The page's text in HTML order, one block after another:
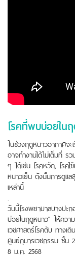
โรคที่พบบ่อยใน
ในช่วงฤดูหนาวอากาศจ
อาจทำงานได้ไม่เต็มที่ ร
ๆ ได้เช่น โรคหวัด, โรค
หนาวเย็น ดังนั้นการดูแ
เหล่านี้
.
วันนี้โรงพยาบาลบางปะ
บ่อยในฤดูหนาว” ให้คว
เวชศาสตร์โรคตับ ทางเดิ
ศูนย์กุมารเวชกรรม ชั้น
8 ม.ค. 2568